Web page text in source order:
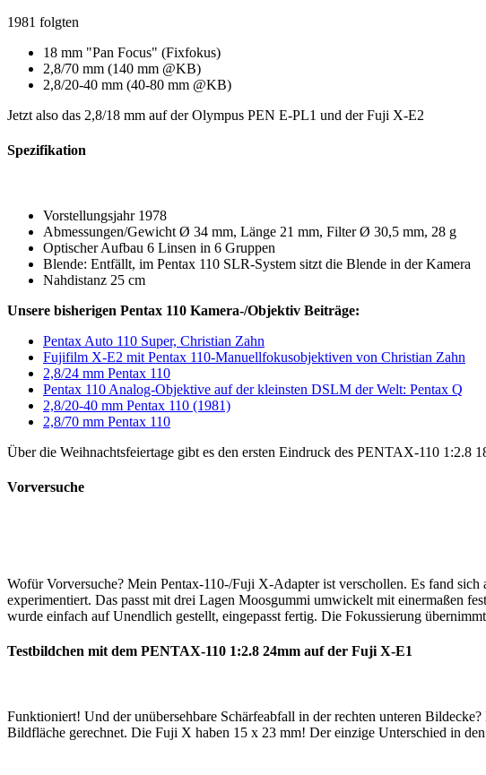
1981 folgten
18 mm "Pan Focus" (Fixfokus)
2,8/70 mm (140 mm @KB)
2,8/20-40 mm (40-80 mm @KB)
Jetzt also das 2,8/18 mm auf der Olympus PEN E-PL1 und der Fuji X-E2
Spezifikation
Vorstellungsjahr 1978
Abmessungen/Gewicht Ø 34 mm, Länge 21 mm, Filter Ø 30,5 mm, 28 g
Optischer Aufbau 6 Linsen in 6 Gruppen
Blende: Entfällt, im Pentax 110 SLR-System sitzt die Blende in der Kamera
Nahdistanz 25 cm
Unsere bisherigen Pentax 110 Kamera-/Objektiv Beiträge:
Pentax Auto 110 Super, Christian Zahn
Fujifilm X-E2 mit Pentax 110-Manuellfokusobjektiven von Christian Zahn
2,8/24 mm Pentax 110
Pentax 110 Analog-Objektive auf der kleinsten DSLM der Welt: Pentax Q
2,8/20-40 mm Pentax 110 (1981)
2,8/70 mm Pentax 110
Über die Weihnachtsfeiertage gibt es den ersten Eindruck des PENTAX-110
Vorversuche
Wofür Vorversuche? Mein Pentax-110-/Fuji X-Adapter ist verschollen. Es fand
experimentiert. Das passt mit drei Lagen Moosgummi umwickelt mit einermaßen
wurde einfach auf Unendlich gestellt, eingepasst fertig. Die Fokussierung
Testbildchen mit dem PENTAX-110 1:2.8 24mm auf der Fuji X-E1
Funktioniert! Und der unübersehbare Schärfeabfall in der rechten unteren
Bildfläche gerechnet. Die Fuji X haben 15 x 23 mm! Der einzige Unterschied in